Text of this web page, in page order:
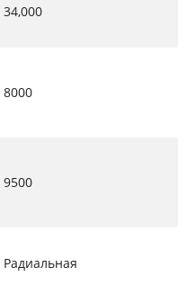
34,000
8000
9500
Радиальная